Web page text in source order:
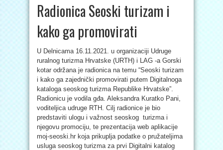
Radionica Seoski turizam i
kako ga promovirati
U Delnicama 16.11.2021. u organizaciji Udruge
ruralnog turizma Hrvatske (URTH) i LAG -a Gorski
kotar održana je radionica na temu “Seoski turizam
i kako ga zajednički promovirati putem Digitalnoga
kataloga seoskog turizma Republike Hrvatske”.
Radionicu je vodila gđa. Aleksandra Kuratko Pani,
voditeljica udruge RTH. Cilj radionice je bio
predstaviti ulogu i važnost seoskog turizma i
njegovu promociju, te prezentacija web aplikacije
moj-seoski.hr koja prikuplja podatke o pružateljima
usluga seoskog turizma za prvi Digitalni katalog